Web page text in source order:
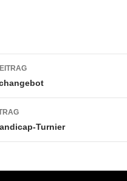
Turnier